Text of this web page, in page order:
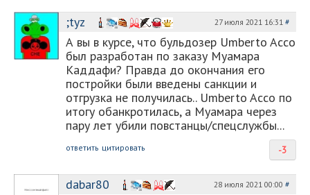
;tyz 27 июля 2021 16:31 #
А вы в курсе, что бульдозер Umberto Acco
был разработан по заказу Муамара
Каддафи? Правда до окончания его
постройки были введены санкции и
отгрузка не получилась.. Umberto Acco по
итогу обанкротилась, а Муамара через
пару лет убили повстанцы/спецслужбы...
-3
ответить цитировать
dabar80 28 июля 2021 00:00 #